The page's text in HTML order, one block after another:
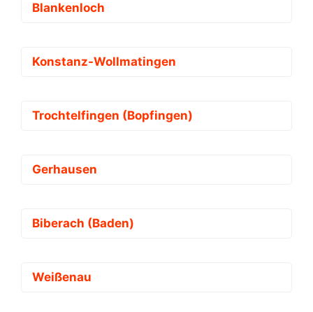
Blankenloch
Konstanz-Wollmatingen
Trochtelfingen (Bopfingen)
Gerhausen
Biberach (Baden)
Weißenau